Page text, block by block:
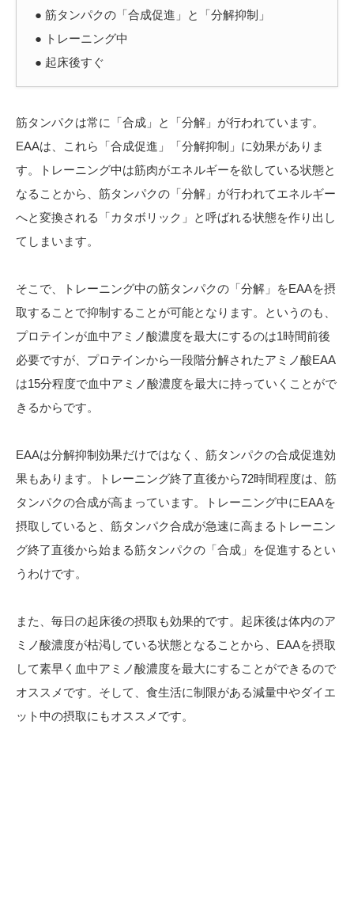
● 筋タンパクの「合成促進」と「分解抑制」
● トレーニング中
● 起床後すぐ
筋タンパクは常に「合成」と「分解」が行われています。
EAAは、これら「合成促進」「分解抑制」に効果がありま
す。トレーニング中は筋肉がエネルギーを欲している状態と
なることから、筋タンパクの「分解」が行われてエネルギー
へと変換される「カタボリック」と呼ばれる状態を作り出し
てしまいます。
そこで、トレーニング中の筋タンパクの「分解」をEAAを摂
取することで抑制することが可能となります。というのも、
プロテインが血中アミノ酸濃度を最大にするのは1時間前後
必要ですが、プロテインから一段階分解されたアミノ酸EAA
は15分程度で血中アミノ酸濃度を最大に持っていくことがで
きるからです。
EAAは分解抑制効果だけではなく、筋タンパクの合成促進効
果もあります。トレーニング終了直後から72時間程度は、筋
タンパクの合成が高まっています。トレーニング中にEAAを
摂取していると、筋タンパク合成が急速に高まるトレーニン
グ終了直後から始まる筋タンパクの「合成」を促進するとい
うわけです。
また、毎日の起床後の摂取も効果的です。起床後は体内のア
ミノ酸濃度が枯渇している状態となることから、EAAを摂取
して素早く血中アミノ酸濃度を最大にすることができるので
オススメです。そして、食生活に制限がある減量中やダイエ
ット中の摂取にもオススメです。